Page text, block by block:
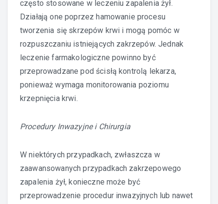
często stosowane w leczeniu zapalenia żył.
Działają one poprzez hamowanie procesu
tworzenia się skrzepów krwi i mogą pomóc w
rozpuszczaniu istniejących zakrzepów. Jednak
leczenie farmakologiczne powinno być
przeprowadzane pod ścisłą kontrolą lekarza,
ponieważ wymaga monitorowania poziomu
krzepnięcia krwi.
Procedury Inwazyjne i Chirurgia
W niektórych przypadkach, zwłaszcza w
zaawansowanych przypadkach zakrzepowego
zapalenia żył, konieczne może być
przeprowadzenie procedur inwazyjnych lub nawet